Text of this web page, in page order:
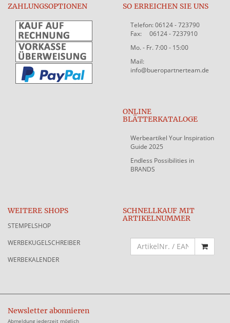
ZAHLUNGSOPTIONEN SO ERREICHEN SIE UNS
Telefon: 06124 - 723790
Fax: 06124 - 7237910
Mo. - Fr. 7:00 - 15:00
Mail:
info@bueropartnerteam.de
ONLINE
BLÄTTERKATALOGE
Werbeartikel Your Inspiration
Guide 2025
Endless Possibilities in
BRANDS
WEITERE SHOPS
STEMPELSHOP
WERBEKUGELSCHREIBER
WERBEKALENDER
SCHNELLKAUF MIT
ARTIKELNUMMER
Newsletter abonnieren
Abmeldung jederzeit möglich